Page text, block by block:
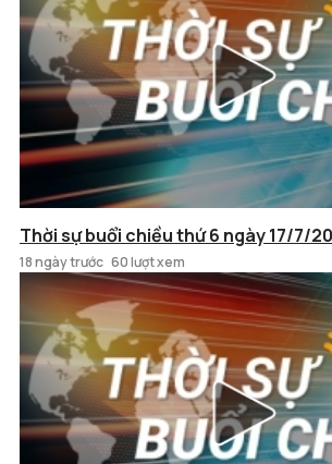
Thời sự buổi chiều thứ 6 ngày 17/7/
18 ngày trước 60 lượt xem